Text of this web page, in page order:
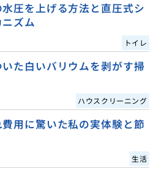
圧を上げる方法と直圧式シ
ズム
トイレ
た白いバリウムを剥がす掃
ハウスクリーニング
用に驚いた私の実体験と節
生活